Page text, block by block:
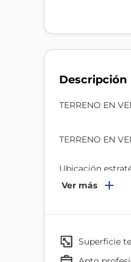
Descripción
TERRENO EN
TERRENO EN
Ubicación
Frente a vía
Ver más
superficie